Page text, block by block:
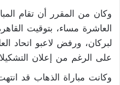
وكان من المقرر أن تقام
العاشرة مساء، بتوقيت
لبركان، ورفض لاعبو اتحاد
على الرغم من إعلان
وكانت مباراة الذهاب قد